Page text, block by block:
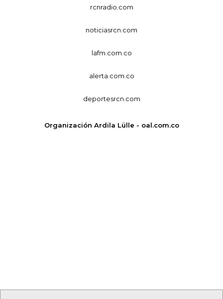
rcnradio.com
noticiasrcn.com
lafm.com.co
alerta.com.co
deportesrcn.com
Organización Ardila Lülle - oal.com.co